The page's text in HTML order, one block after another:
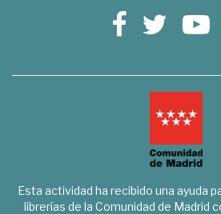
Esta actividad ha recibido una ayuda
librerías de la Comunidad de Madrid